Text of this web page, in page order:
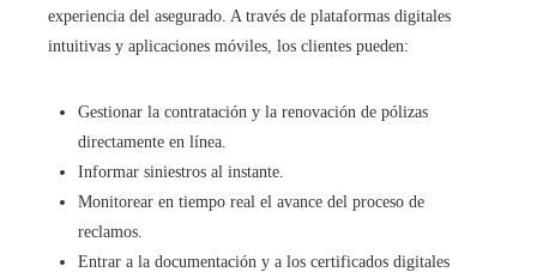
experiencia del asegurado. A través de plataformas digitales
intuitivas y aplicaciones móviles, los clientes pueden:
Gestionar la contratación y la renovación de pólizas
directamente en línea.
Informar siniestros al instante.
Monitorear en tiempo real el avance del proceso de
reclamos.
Entrar a la documentación y a los certificados digitales